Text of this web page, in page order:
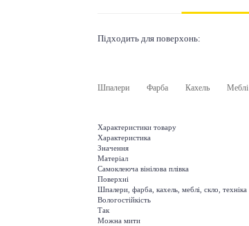
Підходить для поверхонь:
Шпалери Фарба Кахель Меблі
Характеристики товару
Характеристика
Значення
Матеріал
Самоклеюча вінілова плівка
Поверхні
Шпалери, фарба, кахель, меблі, скло, техніка
Вологостійкість
Так
Можна мити